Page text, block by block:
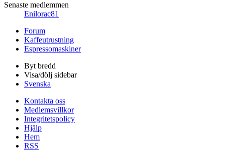
Senaste medlemmen
Enilorac81
Forum
Kaffeutrustning
Espressomaskiner
Byt bredd
Visa/dölj sidebar
Svenska
Kontakta oss
Medlemsvillkor
Integritetspolicy
Hjälp
Hem
RSS